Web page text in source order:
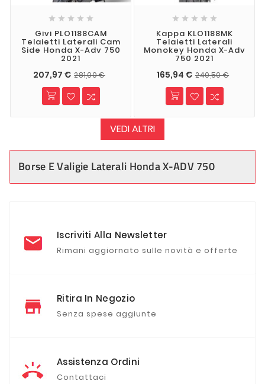
    
Givi PLO1188CAM
Telaietti Laterali Cam
Side Honda X-Adv 750
2021
207,97 € 281,00 €
    
Kappa KLO1188MK
Telaietti Laterali
Monokey Honda X-Adv
750 2021
165,94 € 240,50 €
VEDI ALTRI
Borse E Valigie Laterali Honda X-ADV 750
Iscriviti Alla Newsletter
Rimani aggiornato sulle novità e offerte
Ritira In Negozio
Senza spese aggiunte
Assistenza Ordini
Contattaci